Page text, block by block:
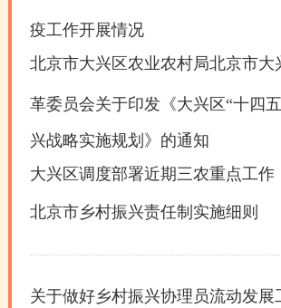
疫工作开展情况
北京市大兴区农业农村局北京市大
革委员会关于印发《大兴区“十四
兴战略实施规划》的通知
大兴区调度部署近期三农重点工作
北京市乡村振兴责任制实施细则
关于做好乡村振兴协理员流动发展